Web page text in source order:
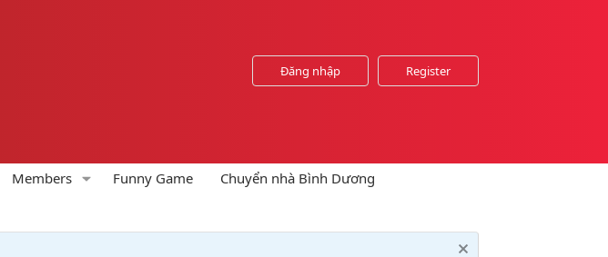
Đăng nhập Register
Members Funny Game Chuyển nhà Bình Dương